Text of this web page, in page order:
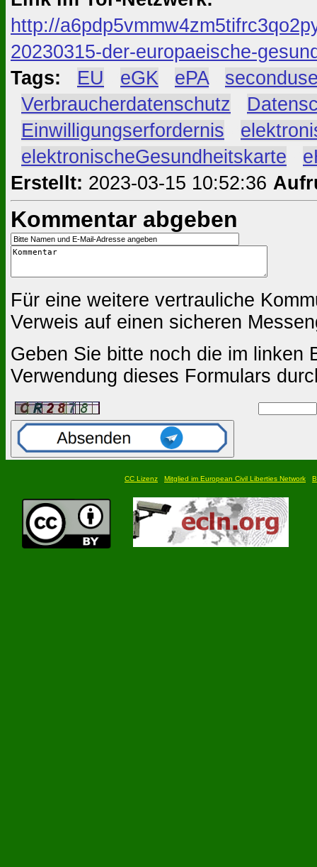
http://
20230315-der-europaeische-
Tags:
EU eGK ePA
Verbraucherdatenschutz
Einwilligungserfordernis
elektronischeGesundheitskarte
Erstellt: 2023-03-15 10:52:36
Kommentar abgeben
Für eine weitere vertrauliche
Verweis auf einen sicheren
Geben Sie bitte noch die im linken
Verwendung dieses Formulars
CC Lizenz Mitglied im European Civil Liberties Network